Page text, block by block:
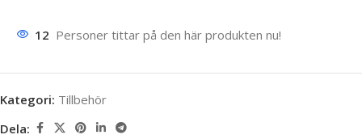
12 Personer tittar på den här produkten nu!
Kategori: Tillbehör
Dela: